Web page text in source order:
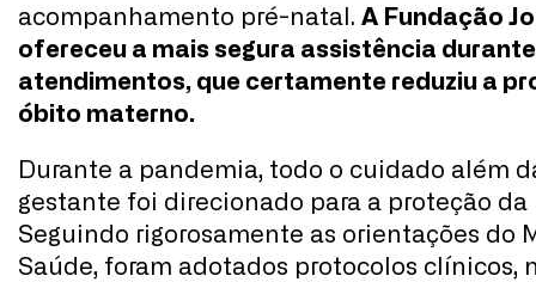
acompanhamento pré-natal. A Fundação
ofereceu a mais segura assistência
atendimentos, que certamente reduziu a
óbito materno.
Durante a pandemia, todo o cuidado além
gestante foi direcionado para a proteção da
Seguindo rigorosamente as orientações do
Saúde, foram adotados protocolos clínicos,